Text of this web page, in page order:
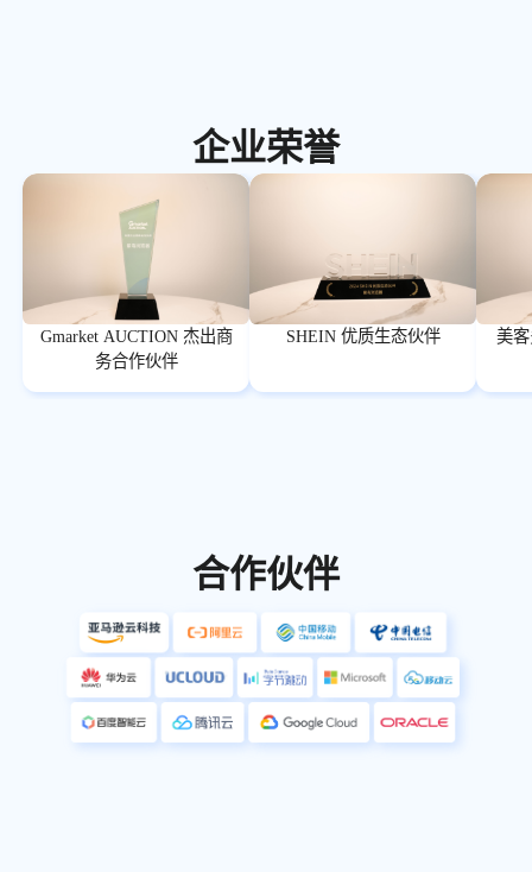
企业荣誉
Gmarket AUCTION 杰出商
务合作伙伴
SHEIN 优质生态伙伴 美
合作伙伴